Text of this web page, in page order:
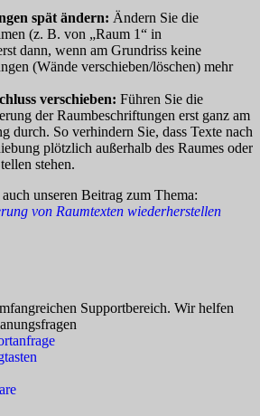
spät ändern: Ändern Sie die
(z. B. von „Raum 1“ in
dann, wenn am Grundriss keine
(Wände verschieben/löschen) mehr
verschieben: Führen Sie die
der Raumbeschriftungen erst ganz am
durch. So verhindern Sie, dass Texte nach
plötzlich außerhalb des Raumes oder
stehen.
unseren Beitrag zum Thema:
von Raumtexten wiederherstellen
Supportbereich. Wir helfen